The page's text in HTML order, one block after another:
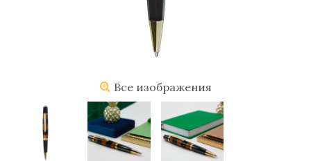
Все изображения